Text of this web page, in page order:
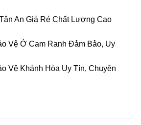
An Giá Rẻ Chất Lượng Cao
Vệ Ở Cam Ranh Đảm Bảo, Uy
Vệ Khánh Hòa Uy Tín, Chuyên